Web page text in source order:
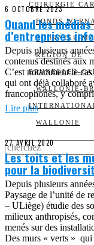
CHIRURGIE
FONDS
FOURNIER-
RÉGION DE
BRUXELLES-
WALLONIE-
WALLONIE
6 OCTOBRE 2023
Quand les
d’entreprises
Depuis plusieurs
contenus destinés aux
C’est notamment le
qui ont déjà collaboré
francophones, y
Lire plus
27 AVRIL 2020
Les toits et les
pour la
Depuis plusieurs
Paysage de l’unité de
– ULiège) étudie des
milieux anthropisés,
menés sur des
Des murs « verts » qui